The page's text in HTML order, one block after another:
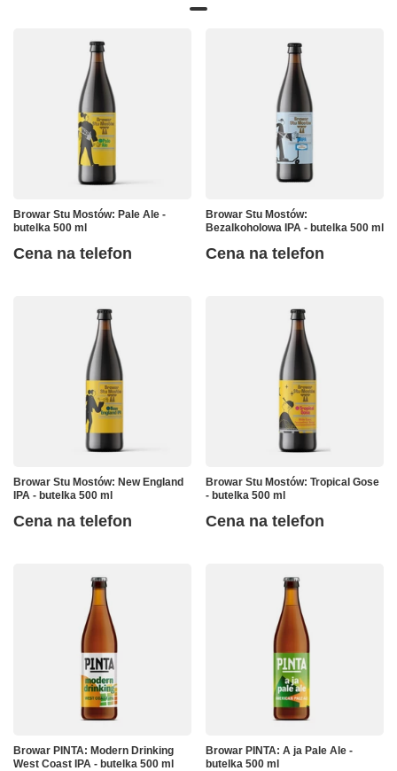
Browar Stu Mostów: Pale Ale -
butelka 500 ml
Cena na telefon
Browar Stu Mostów:
Bezalkoholowa IPA - butelka 500 ml
Cena na telefon
Browar Stu Mostów: New England
IPA - butelka 500 ml
Cena na telefon
Browar Stu Mostów: Tropical Gose
- butelka 500 ml
Cena na telefon
Browar PINTA: Modern Drinking
West Coast IPA - butelka 500 ml
Browar PINTA: A ja Pale Ale -
butelka 500 ml